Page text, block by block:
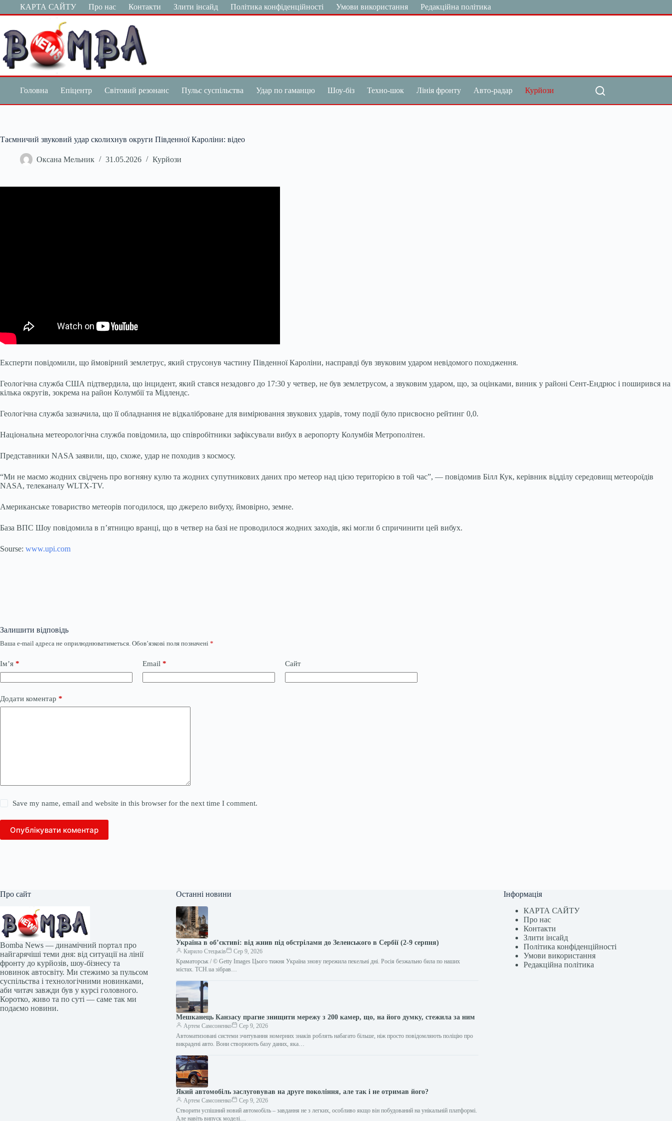
Перейти
до
КАРТА САЙТУ Про нас Контакти Злити інсайд Політика конфіденційності Умови використання Редакційна політика
Головна Епіцентр Світовий резонанс Пульс суспільства Удар по гаманцю Шоу-біз Техно-шок Лінія фронту Авто-радар Курйози
Таємничий звуковий удар сколихнув округи Південної Кароліни: відео
Оксана Мельник 31.05.2026 Курйози
Експерти повідомили, що ймовірний землетрус, який струсонув частину Південної Кароліни, насправді був звуковим ударом невідомого походження.
Геологічна служба США підтвердила, що інцидент, який стався незадовго до 17:30 у четвер, не був землетрусом, а звуковим ударом, що, за оцінками, виник у районі Сент-Ендрюс і поширився на
кілька округів, зокрема на район Колумбії та Мідлендс.
Геологічна служба зазначила, що її обладнання не відкаліброване для вимірювання звукових ударів, тому події було присвоєно рейтинг 0,0.
Національна метеорологічна служба повідомила, що співробітники зафіксували вибух в аеропорту Колумбія Метрополітен.
Представники NASA заявили, що, схоже, удар не походив з космосу.
“Ми не маємо жодних свідчень про вогняну кулю та жодних супутникових даних про метеор над цією територією в той час”, — повідомив Білл Кук, керівник відділу середовищ метеороїдів
NASA, телеканалу WLTX-TV.
Американське товариство метеорів погодилося, що джерело вибуху, ймовірно, земне.
База ВПС Шоу повідомила в п’ятницю вранці, що в четвер на базі не проводилося жодних заходів, які могли б спричинити цей вибух.
Sourse: www.upi.com
Залишити відповідь
Ваша e-mail адреса не оприлюднюватиметься. Обов’язкові поля позначені *
Ім’я * Email * Сайт
Додати коментар *
Save my name, email and website in this browser for the next time I comment.
Опублікувати коментар
Про сайт
Bomba News — динамічний портал про
найгарячіші теми дня: від ситуації на лінії
фронту до курйозів, шоу-бізнесу та
новинок автосвіту. Ми стежимо за пульсом
суспільства і технологічними новинками,
аби читач завжди був у курсі головного.
Коротко, живо та по суті — саме так ми
подаємо новини.
Останні новини
Україна в об’єктиві: від жнив під обстрілами до Зеленського в Сербії (2-9 серпня)
Кирило Стецьків
Сер 9, 2026
Краматорськ / © Getty Images Цього тижня Україна знову пережила пекельні дні. Росія безжально била по наших
містах. ТСН.ua зібрав…
Мешканець Канзасу прагне знищити мережу з 200 камер, що, на його думку, стежила за ним
Артем Самсоненко
Сер 9, 2026
Автоматизовані системи зчитування номерних знаків роблять набагато більше, ніж просто повідомляють поліцію про
викрадені авто. Вони створюють базу даних, яка…
Який автомобіль заслуговував на друге покоління, але так і не отримав його?
Артем Самсоненко
Сер 9, 2026
Створити успішний новий автомобіль – завдання не з легких, особливо якщо він побудований на унікальній платформі.
Але навіть випуск моделі…
Інформація
КАРТА САЙТУ
Про нас
Контакти
Злити інсайд
Політика конфіденційності
Умови використання
Редакційна політика